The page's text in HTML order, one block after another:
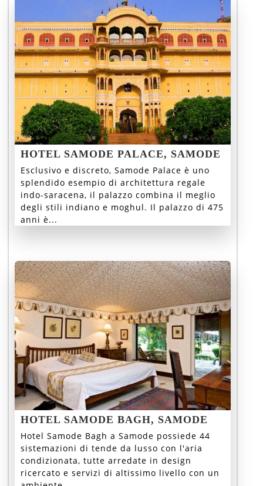
HOTEL SAMODE PALACE, SAMODE
Esclusivo e discreto, Samode Palace è uno
splendido esempio di architettura regale
indo-saracena, il palazzo combina il meglio
degli stili indiano e moghul. Il palazzo di 475
anni è...
HOTEL SAMODE BAGH, SAMODE
Hotel Samode Bagh a Samode possiede 44
sistemazioni di tende da lusso con l'aria
condizionata, tutte arredate in design
ricercato e servizi di altissimo livello con un